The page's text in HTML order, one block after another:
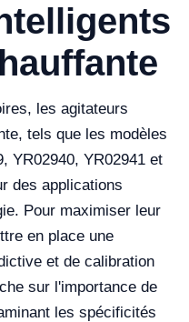
les agitateurs
tels que les modèles
YR02940, YR02941 et
des applications
Pour maximiser leur
en place une
et de calibration
sur l'importance de
les spécificités